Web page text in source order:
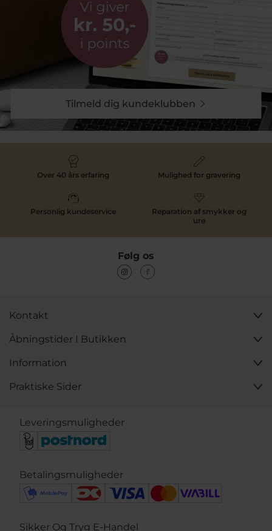
Tilmeld dig kundeklubben
Over 40 års erfaring Mulighed for gravering
Personlig kundeservice
Reparation af smykker og
ure
Følg os
Kontakt
Åbningstider I Butikken
Information
Praktiske Sider
Leveringsmuligheder
Betalingsmuligheder
Sikker Og Tryg E-Handel